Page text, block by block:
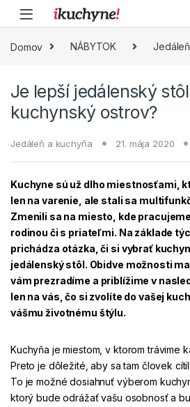
Skip to navigation
Skip to content
Domov NÁBYTOK
Je lepší jedálenský
kuchynský ostrov?
Jedáleň a kuchyňa 21. mája 2020
Kuchyne sú už dlho miestnosťami,
len na varenie, ale stali sa
Zmenili sa na miesto, kde
rodinou či s priateľmi. Na základe
prichádza otázka, či si vybrať
jedálenský stôl. Obidve možnosti
vám prezradíme a priblížime v
len na vás, čo si zvolíte do vašej
vášmu životnému štýlu.
Kuchyňa je miestom, v ktorom trávime
Preto je dôležité, aby sa tam človek
To je možné dosiahnuť výberom
ktorý bude odrážať vašu osobnosť a